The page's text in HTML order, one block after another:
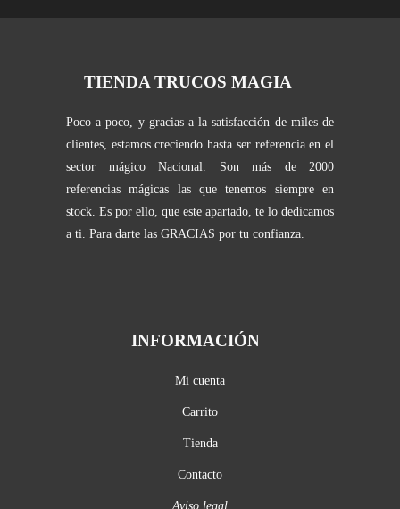
TIENDA TRUCOS MAGIA
Poco a poco, y gracias a la satisfacción de miles de
clientes, estamos creciendo hasta ser referencia en el
sector mágico Nacional. Son más de 2000
referencias mágicas las que tenemos siempre en
stock. Es por ello, que este apartado, te lo dedicamos
a ti. Para darte las GRACIAS por tu confianza.
INFORMACIÓN
Mi cuenta
Carrito
Tienda
Contacto
Aviso legal